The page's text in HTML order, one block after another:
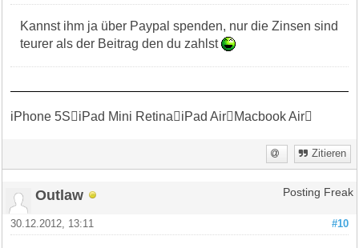
Kannst ihm ja über Paypal spenden, nur die Zinsen sind
teurer als der Beitrag den du zahlst
iPhone 5SiPad Mini RetinaiPad AirMacbook Air
Zitieren
Outlaw Posting Freak
#10
30.12.2012, 13:11